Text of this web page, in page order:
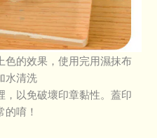
色的效果，使用完用濕抹布
水清洗
，以免破壞印章黏性。蓋印
唷！